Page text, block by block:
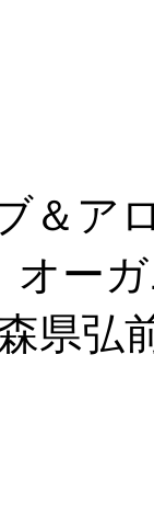
＆ア
オー
県弘